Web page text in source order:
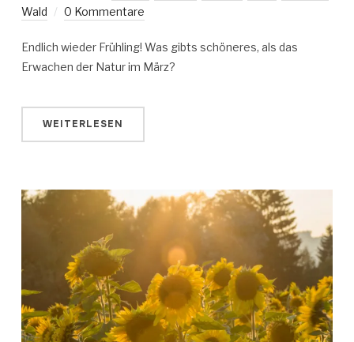
Wald
0 Kommentare
Endlich wieder Frühling! Was gibts schöneres, als das
Erwachen der Natur im März?
WEITERLESEN